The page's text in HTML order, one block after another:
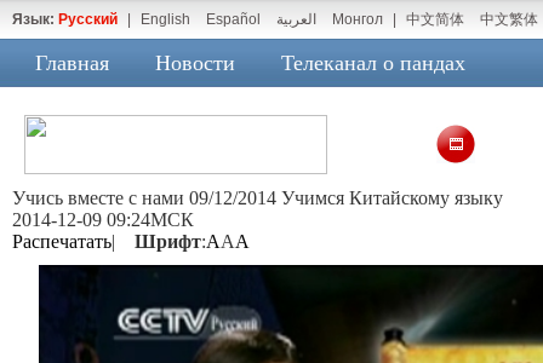
Язык: Русский English Español العربية Монгол 中文简体 中文繁体
Главная Новости Телеканал о пандах
Учись вместе с нами 09/12/2014 Учимся Китайскому языку
2014-12-09 09:24МСК
Распечатать| Шрифт:AAA